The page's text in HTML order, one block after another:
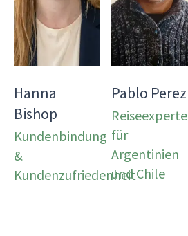
Hanna
Bishop
Kundenbindung
&
Kundenzufriedenheit
Pablo Perez
Reiseexperte
für
Argentinien
und Chile